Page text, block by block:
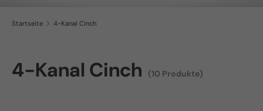
Startseite 4-Kanal Cinch
4-Kanal Cinch (10 Produkte)